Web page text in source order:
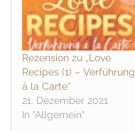
Rezension zu „Love
Recipes (1) – Verführung
á la Carte“
21. Dezember 2021
In "Allgemein"